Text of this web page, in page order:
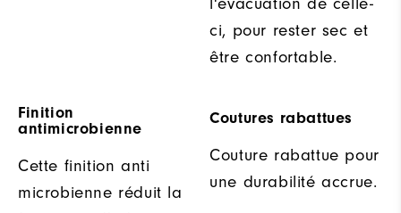
l'évacuation de celle-
ci, pour rester sec et
être confortable.
Finition
antimicrobienne
Cette finition anti
microbienne réduit la
Coutures rabattues
Couture rabattue pour
une durabilité accrue.